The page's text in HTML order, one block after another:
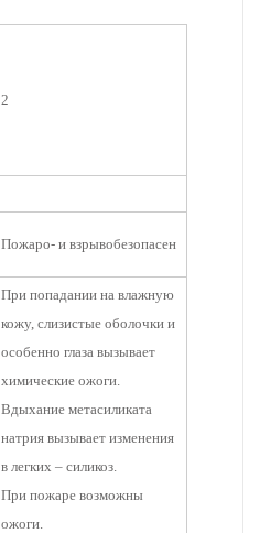
2
Пожаро- и взрывобезопасен
При попадании на влажную
кожу, слизистые оболочки и
особенно глаза вызывает
химические ожоги.
Вдыхание метасиликата
натрия вызывает изменения
в легких – силикоз.
При пожаре возможны
ожоги.